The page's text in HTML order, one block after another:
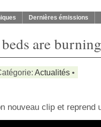
Dernières émissions
are
Actualités •
nouveau clip et reprend